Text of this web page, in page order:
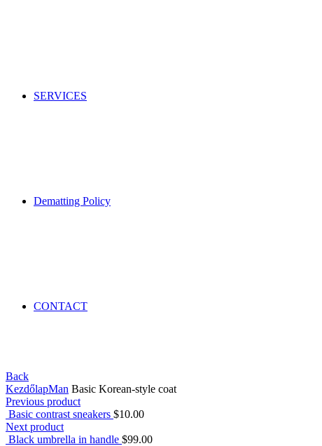
SERVICES
Dematting Policy
CONTACT
Back
KezdőlapMan Basic Korean-style coat
Previous product
Basic contrast sneakers $10.00
Next product
Black umbrella in handle $99.00